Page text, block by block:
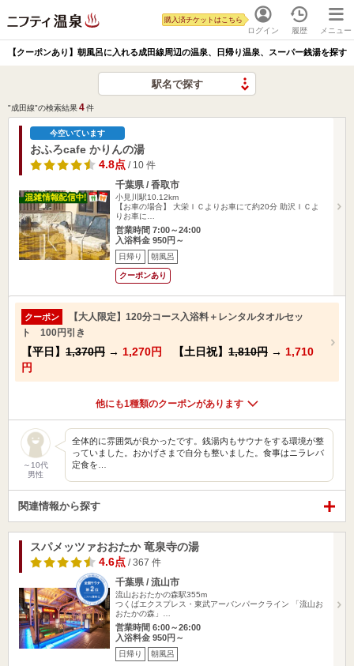
ログイン
購入済チケットはこちら
履歴 メニュー
【クーポンあり】朝風呂に入れる成田線周辺の温泉、日帰り温泉、スーパー銭湯を探す
駅名で探す
"成田線"の検索結果4件
今空いています
おふろcafe かりんの湯
4.8点 / 10 件
千葉県 / 香取市
小見川駅10.12km
【お車の場合】 大栄ＩＣよりお車にて約20分 助沢ＩＣよ
りお車に…
営業時間 7:00～24:00
入浴料金 950円～
日帰り 朝風呂
クーポンあり
クーポン
【大人限定】120分コース入浴料＋レンタルタオルセッ
ト 100円引き
【平日】 1,370円 → 1,270円 【土日祝】 1,810円 → 1,710
円
他にも1種類のクーポンがあります
～10代
男性
全体的に雰囲気が良かったです。銭湯内もサウナをする環境が整
っていました。おかげさまで自分も整いました。食事はニラレバ
定食を…
関連情報から探す
スパメッツァおおたか 竜泉寺の湯
4.6点 / 367 件
千葉県 / 流山市
流山おおたかの森駅355m
つくばエクスプレス・東武アーバンパークライン 「流山お
おたかの森」…
営業時間 6:00～26:00
入浴料金 950円～
日帰り 朝風呂